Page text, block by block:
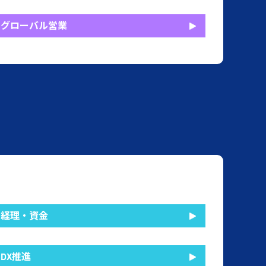
グローバル営業
経理・資金
DX推進